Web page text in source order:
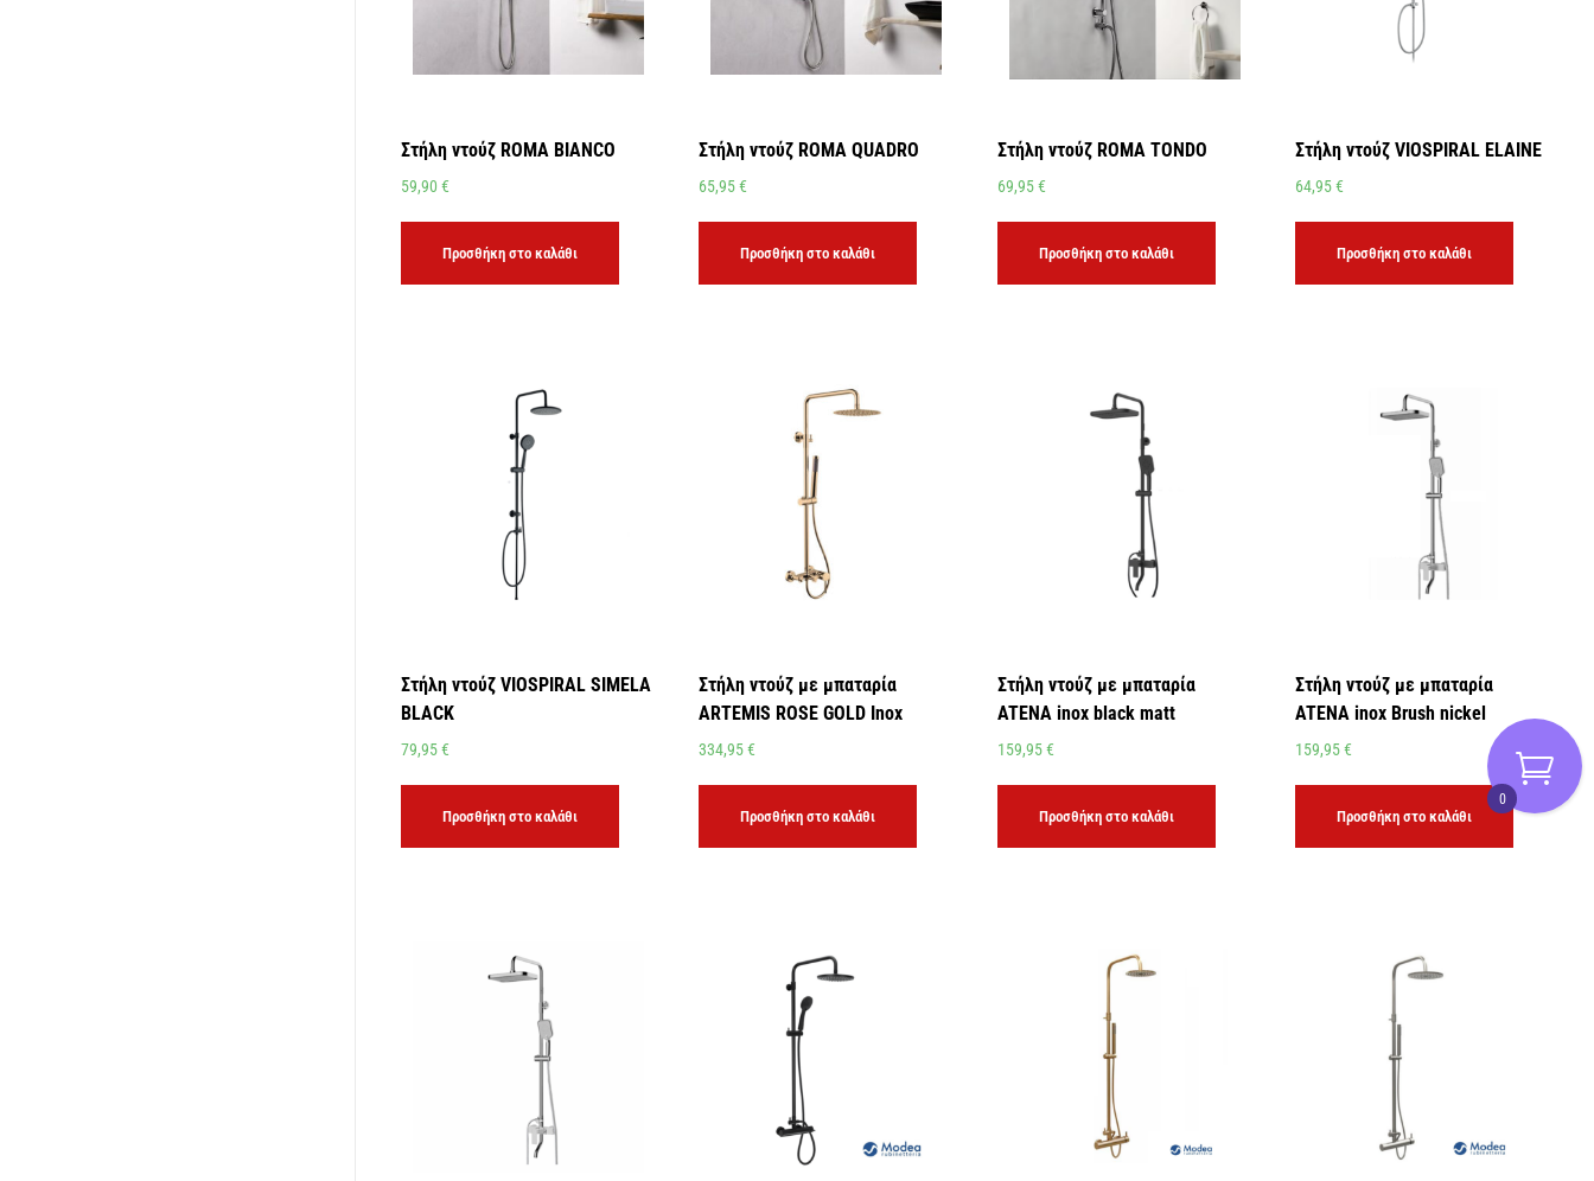
Στήλη ντούζ ROMA BIANCO
59,90 €
Προσθήκη στο καλάθι
Στήλη ντούζ ROMA QUADRO
65,95€
Προσθήκη στο καλάθι
Στήλη ντούζ ROMA TONDO
69,95€
Προσθήκη στο καλάθι
Στήλη ντούζ VIOSPIRAL ELAINE
64,95€
Προσθήκη στο καλάθι
Στήλη ντούζ VIOSPIRAL SIMELA
BLACK
79,95€
Προσθήκη στο καλάθι
Στήλη ντούζ με μπαταρία
ARTEMIS ROSE GOLD Inox
334,95€
Προσθήκη στο καλάθι
Στήλη ντούζ με μπαταρία
ATENA inox black matt
159,95€
Προσθήκη στο καλάθι
Στήλη ντούζ με μπαταρία
ATENA inox Brush nickel
159,95€
Προσθήκη στο καλάθι
0